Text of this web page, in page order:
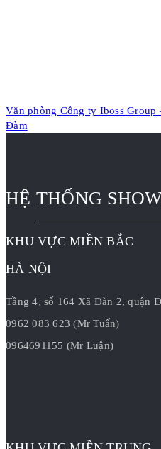
Văn phòng Công ty Iboss Group
Đàm
HỆ THỐNG
KHU VỰC MIỀN BẮC
HÀ NỘI
Tầng 4, số 164 Xã Đàn 2, quận
0962 083 623 (Mr Tuấn)
0964691155 (Mr Luận)